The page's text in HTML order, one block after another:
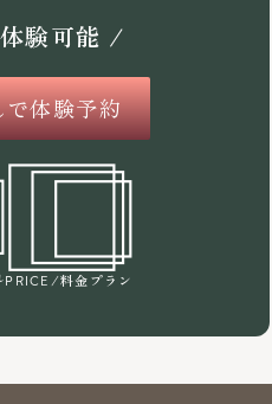
験可能 /
体験予約
PRICE /料金プラン